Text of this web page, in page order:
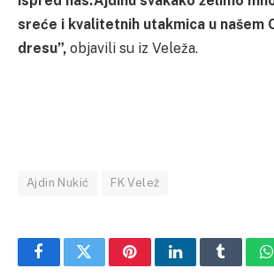
sreće i kvalitetnih utakmica u našem
dresu”, objavili su iz Veleža.
Ajdin Nukić FK Velež
FacebookTwitterPinterestLinkedInTumblr